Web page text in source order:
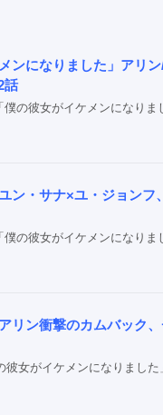
ンになりました」アリ
話
の彼女がイケメンになりま
ン・サナ×ユ・ジョン
の彼女がイケメンになり
リン衝撃のカムバック
女がイケメンになりまし